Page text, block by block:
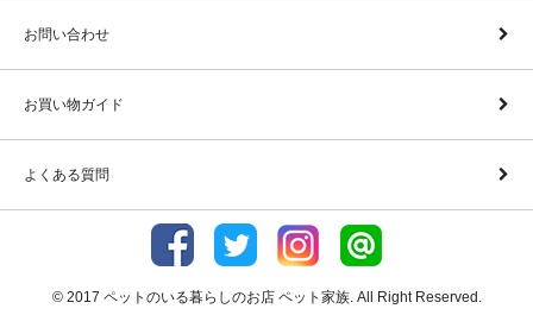
お問い合わせ
お買い物ガイド
よくある質問
© 2017 ペットのいる暮らしのお店 ペット家族. All Right Reserved.